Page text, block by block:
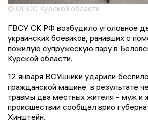
© ОПСС Курской области
ГВСУ СК РФ возбудило уголовное
украинских боевиков, ранивших с
пожилую супружескую пару в
Курской области.
12 января ВСУшники ударили
гражданской машине, в результате
травмы два местных жителя - муж и
происшествии сообщал врио
Хинштейн.